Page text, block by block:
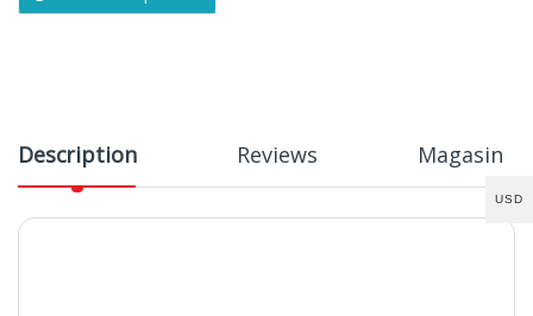
Description Reviews Magasin
USD